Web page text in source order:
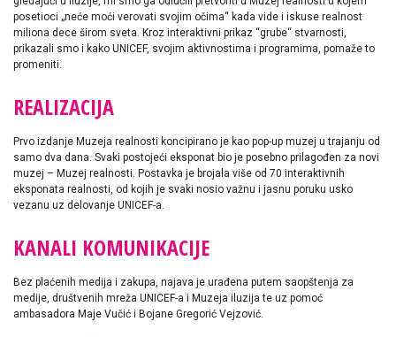
posetioci „neće moći verovati svojim očima“ kada vide i iskuse realnost
miliona dece širom sveta. Kroz interaktivni prikaz “grube“ stvarnosti,
prikazali smo i kako UNICEF, svojim aktivnostima i programima, pomaže to
promeniti.
REALIZACIJA
Prvo izdanje Muzeja realnosti koncipirano je kao pop-up muzej u trajanju od
samo dva dana. Svaki postojeći eksponat bio je posebno prilagođen za novi
muzej – Muzej realnosti. Postavka je brojala više od 70 interaktivnih
eksponata realnosti, od kojih je svaki nosio važnu i jasnu poruku usko
vezanu uz delovanje UNICEF-a.
KANALI KOMUNIKACIJE
Bez plaćenih medija i zakupa, najava je urađena putem saopštenja za
medije, društvenih mreža UNICEF-a i Muzeja iluzija te uz pomoć
ambasadora Maje Vučić i Bojane Gregorić Vejzović.